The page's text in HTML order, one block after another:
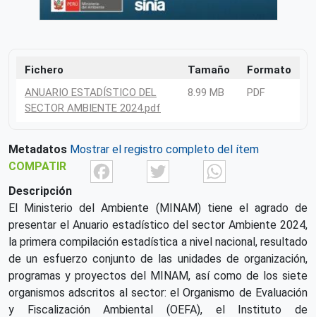
Fichero Tamaño
Formato
ANUARIO ESTADÍSTICO DEL
SECTOR AMBIENTE 2024.pdf
8.99 MB PDF
Metadatos Mostrar el registro completo del ítem
COMPATIR
FacebookTwitter
Descripción
El Ministerio del Ambiente (MINAM) tiene el agrado de
presentar el Anuario estadístico del sector Ambiente 2024,
la primera compilación estadística a nivel nacional, resultado
de un esfuerzo conjunto de las unidades de organización,
programas y proyectos del MINAM, así como de los siete
organismos adscritos al sector: el Organismo de Evaluación
y Fiscalización Ambiental (OEFA), el Instituto de